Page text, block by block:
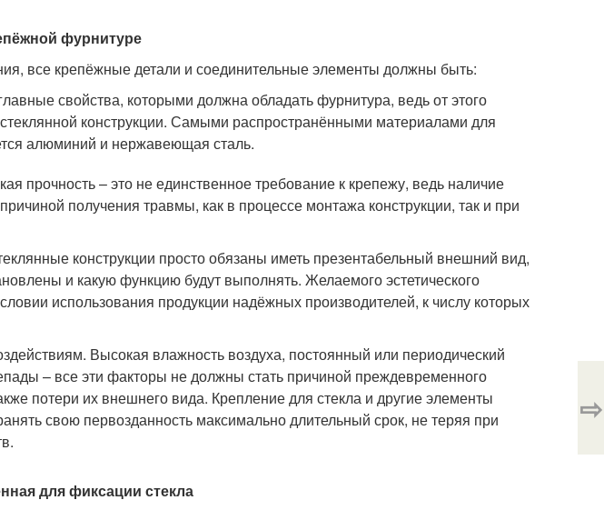
фурнитуре
все крепёжные детали и соединительные элементы должны быть:
свойства, которыми должна обладать фурнитура, ведь от этого
стеклянной конструкции. Самыми распространёнными материалами для
алюминий и нержавеющая сталь.
прочность – это не единственное требование к крепежу, ведь наличие
получения травмы, как в процессе монтажа конструкции, так и при
конструкции просто обязаны иметь презентабельный внешний вид,
и какую функцию будут выполнять. Желаемого эстетического
использования продукции надёжных производителей, к числу которых
Высокая влажность воздуха, постоянный или периодический
– все эти факторы не должны стать причиной преждевременного
потери их внешнего вида. Крепление для стекла и другие элементы
свою первозданность максимально длительный срок, не теряя при
для фиксации стекла
⇨